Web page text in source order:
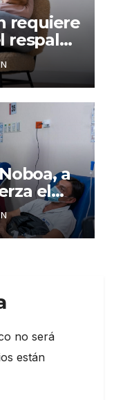
requiere
y el
a
el
de
no será
están